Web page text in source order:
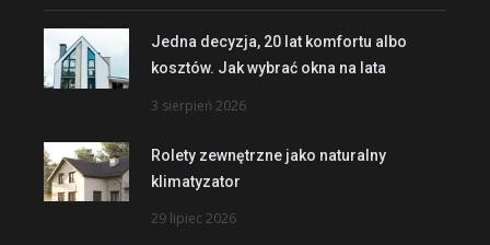
Jedna decyzja, 20 lat komfortu albo
kosztów. Jak wybrać okna na lata
3 sierpień 2026
Rolety zewnętrzne jako naturalny
klimatyzator
29 lipiec 2026